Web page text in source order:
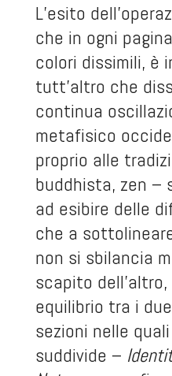
L’esito
che in ogni
colori dissimili, è
tutt’altro che
continua
metafisico
proprio alle
buddhista, zen –
ad esibire delle
che a
non si sbilancia
scapito
equilibrio tra i
sezioni nelle
suddivide –